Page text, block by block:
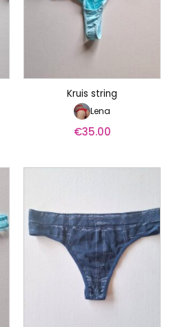
Kruis string
Lena
€35.00